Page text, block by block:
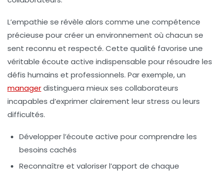
L’empathie se révèle alors comme une compétence
précieuse pour créer un environnement où chacun se
sent reconnu et respecté. Cette qualité favorise une
véritable écoute active indispensable pour résoudre les
défis humains et professionnels. Par exemple, un
managerdistinguera mieux ses collaborateurs
incapables d’exprimer clairement leur stress ou leurs
difficultés.
Développer l’écoute active pour comprendre les
besoins cachés
Reconnaître et valoriser l’apport de chaque